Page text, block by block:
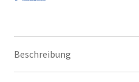
Beschreibung